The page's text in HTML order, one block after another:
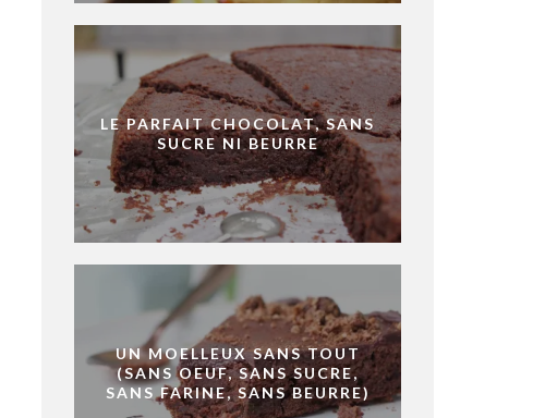
LE PARFAIT CHOCOLAT, SANS
SUCRE NI BEURRE
UN MOELLEUX SANS TOUT
(SANS OEUF, SANS SUCRE,
SANS FARINE, SANS BEURRE)